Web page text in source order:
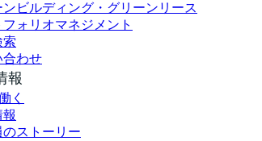
ンビルディング・グリーンリース
フォリオマネジメント
索
合わせ
報
く
のストーリー